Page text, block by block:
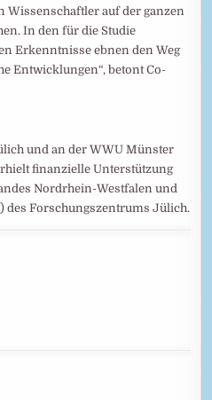
Wissenschaftler auf der ganzen
In den für die Studie
Erkenntnisse ebnen den Weg
Entwicklungen“, betont Co-
und an der WWU Münster
finanzielle Unterstützung
Nordrhein-Westfalen und
des Forschungszentrums Jülich.